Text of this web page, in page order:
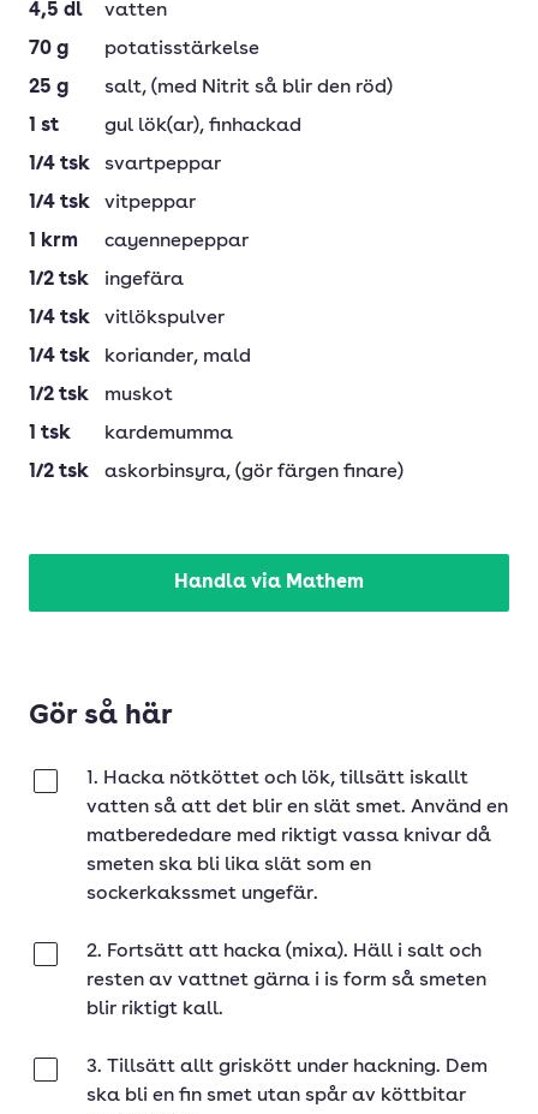
4,5 dl
vatten
70 g
potatisstärkelse
25 g salt, (med Nitrit så blir den röd)
1 st gul lök(ar), finhackad
1/4 tsk
svartpeppar
1/4 tsk
vitpeppar
1
krm
cayennepeppar
1/2 tsk
ingefära
1/4 tsk
vitlökspulver
1/4 tsk koriander, mald
1/2 tsk
muskot
1 tsk
kardemumma
1/2 tsk askorbinsyra, (gör färgen finare)
Handla via Mathem
Gör så här
1. Hacka nötköttet och lök, tillsätt iskallt
vatten så att det blir en slät smet. Använd en
matberededare med riktigt vassa knivar då
smeten ska bli lika slät som en
sockerkakssmet ungefär.
2. Fortsätt att hacka (mixa). Häll i salt och
resten av vattnet gärna i is form så smeten
blir riktigt kall.
3. Tillsätt allt griskött under hackning. Dem
ska bli en fin smet utan spår av köttbitar